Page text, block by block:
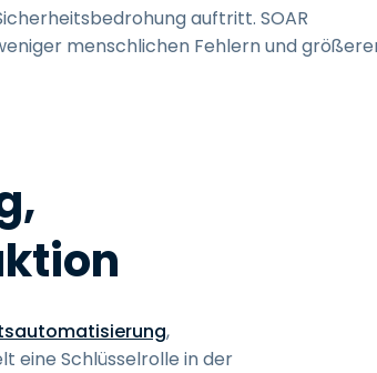
auftritt. SOAR
menschlichen Fehlern und
,
eine Schlüsselrolle in der